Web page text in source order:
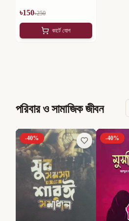
৳150৳250
কার্টে যোগ
পরিবার ও সামাজিক জীবন
-40% -40%